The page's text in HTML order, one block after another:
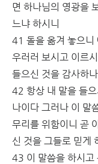
면 하나님의 영광을
느냐 하시니
41 돌을 옮겨 놓으니
우러러 보시고 이르
들으신 것을 감사하
42 항상 내 말을 들
나이다 그러나 이 말
무리를 위함이니 곧
신 것을 그들로 믿게
43 이 말씀을 하시고